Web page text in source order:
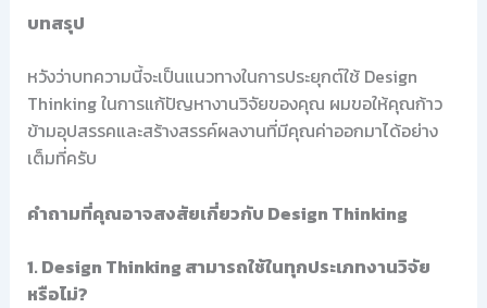
บทสรุป
หวังว่าบทความนี้จะเป็นแนวทางในการประยุกต์ใช้ Design
Thinking ในการแก้ปัญหางานวิจัยของคุณ ผมขอให้คุณก้าว
ข้ามอุปสรรคและสร้างสรรค์ผลงานที่มีคุณค่าออกมาได้อย่าง
เต็มที่ครับ
คำถามที่คุณอาจสงสัยเกี่ยวกับ Design Thinking
1. Design Thinking สามารถใช้ในทุกประเภทงานวิจัย
หรือไม่?